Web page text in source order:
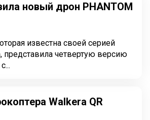
новый дрон PHANTOM
известна своей серией
представила четвертую версию
Walkera QR